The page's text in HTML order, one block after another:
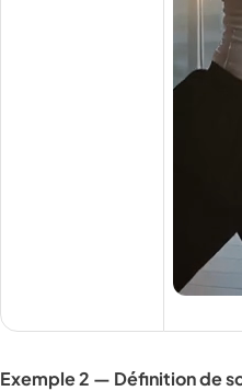
Exemple 2 — Définition de